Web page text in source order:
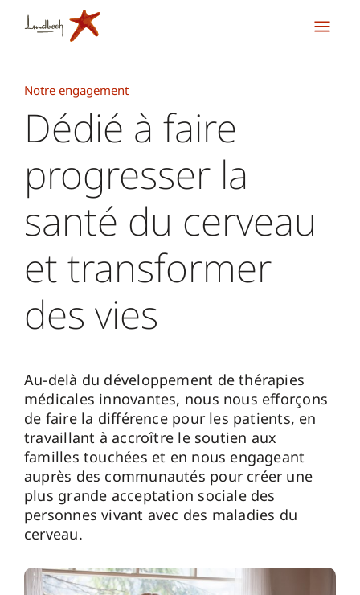
Notre engagement
Dédié à faire
progresser la
santé du cerveau
et transformer
des vies
Au-delà du développement de thérapies
médicales innovantes, nous nous efforçons
de faire la différence pour les patients, en
travaillant à accroître le soutien aux
familles touchées et en nous engageant
auprès des communautés pour créer une
plus grande acceptation sociale des
personnes vivant avec des maladies du
cerveau.